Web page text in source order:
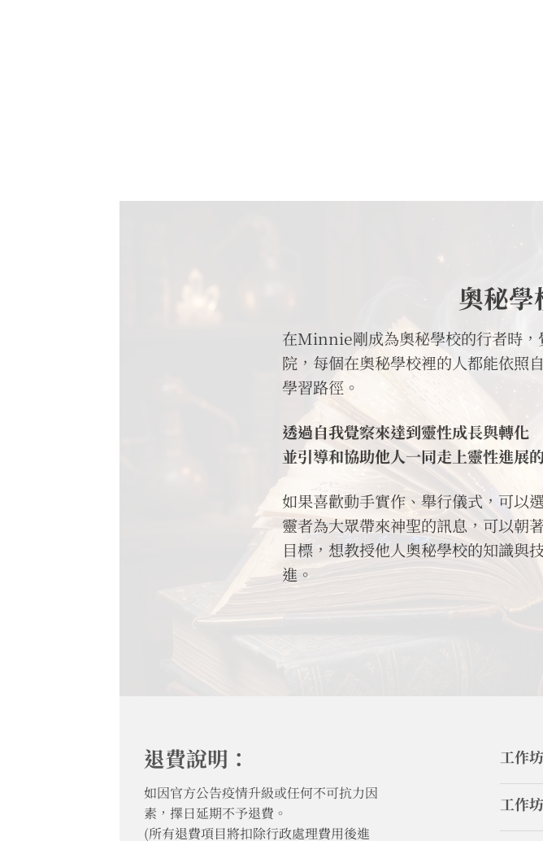
奧秘學
在Minnie剛成為奧秘學校的行者時，
院，每個在奧秘學校裡的人都能依照
學習路徑。
透過自我覺察來達到靈性成長與轉化
並引導和協助他人一同走上靈性進展
如果喜歡動手實作、舉行儀式，可以
靈者為大眾帶來神聖的訊息，可以朝
目標，想教授他人奧秘學校的知識與
進。
退費說明：
如因官方公告疫情升級或任何不可抗力因
素，擇日延期不予退費。
(所有退費項目將扣除行政處理費用後進
工作
工作